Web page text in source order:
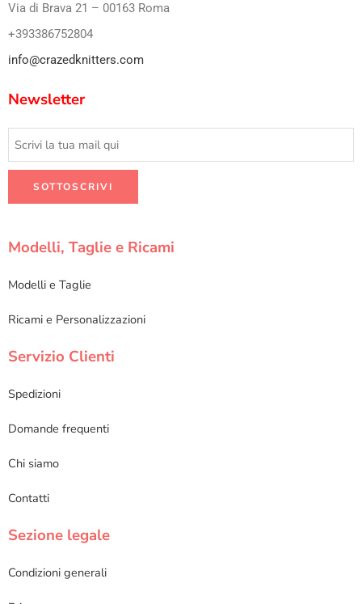
Via di Brava 21 – 00163 Roma
+393386752804
info@crazedknitters.com
Newsletter
Modelli, Taglie e Ricami
Modelli e Taglie
Ricami e Personalizzazioni
Servizio Clienti
Spedizioni
Domande frequenti
Chi siamo
Contatti
Sezione legale
Condizioni generali